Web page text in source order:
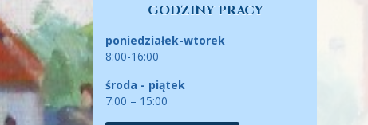
GODZINY PRACY
poniedziałek-wtorek
8:00-16:00
środa - piątek
7:00 – 15:00